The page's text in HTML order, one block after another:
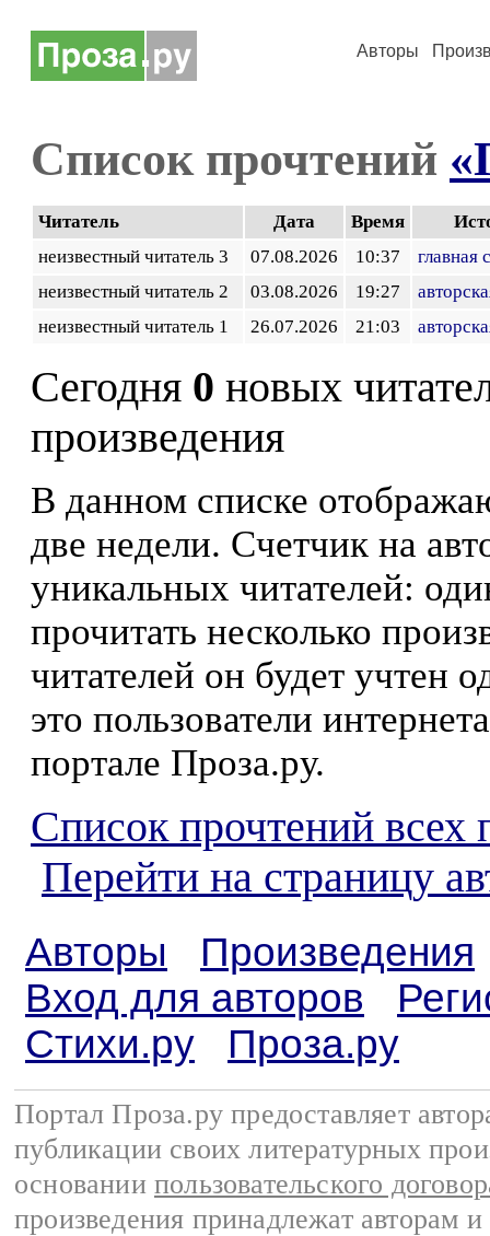
Авторы
Список прочтений
Читатель Дата Время
неизвестный читатель 3
07.08.2026 10:37
главная
неизвестный читатель 2
03.08.2026 19:27
неизвестный читатель 1
26.07.2026 21:03
Сегодня 0 новых
произведения
В данном списке
две недели. Счетчик на
уникальных читателей:
прочитать несколько
читателей он будет учтен
это пользователи
портале Проза.ру.
Список прочтений всех
Перейти на страницу
Авторы
Произведения
Вход для авторов
Стихи.ру
Проза.ру
Портал Проза.ру предоставляет
публикации своих литературных
основании пользовательского
произведения принадлежат авторам